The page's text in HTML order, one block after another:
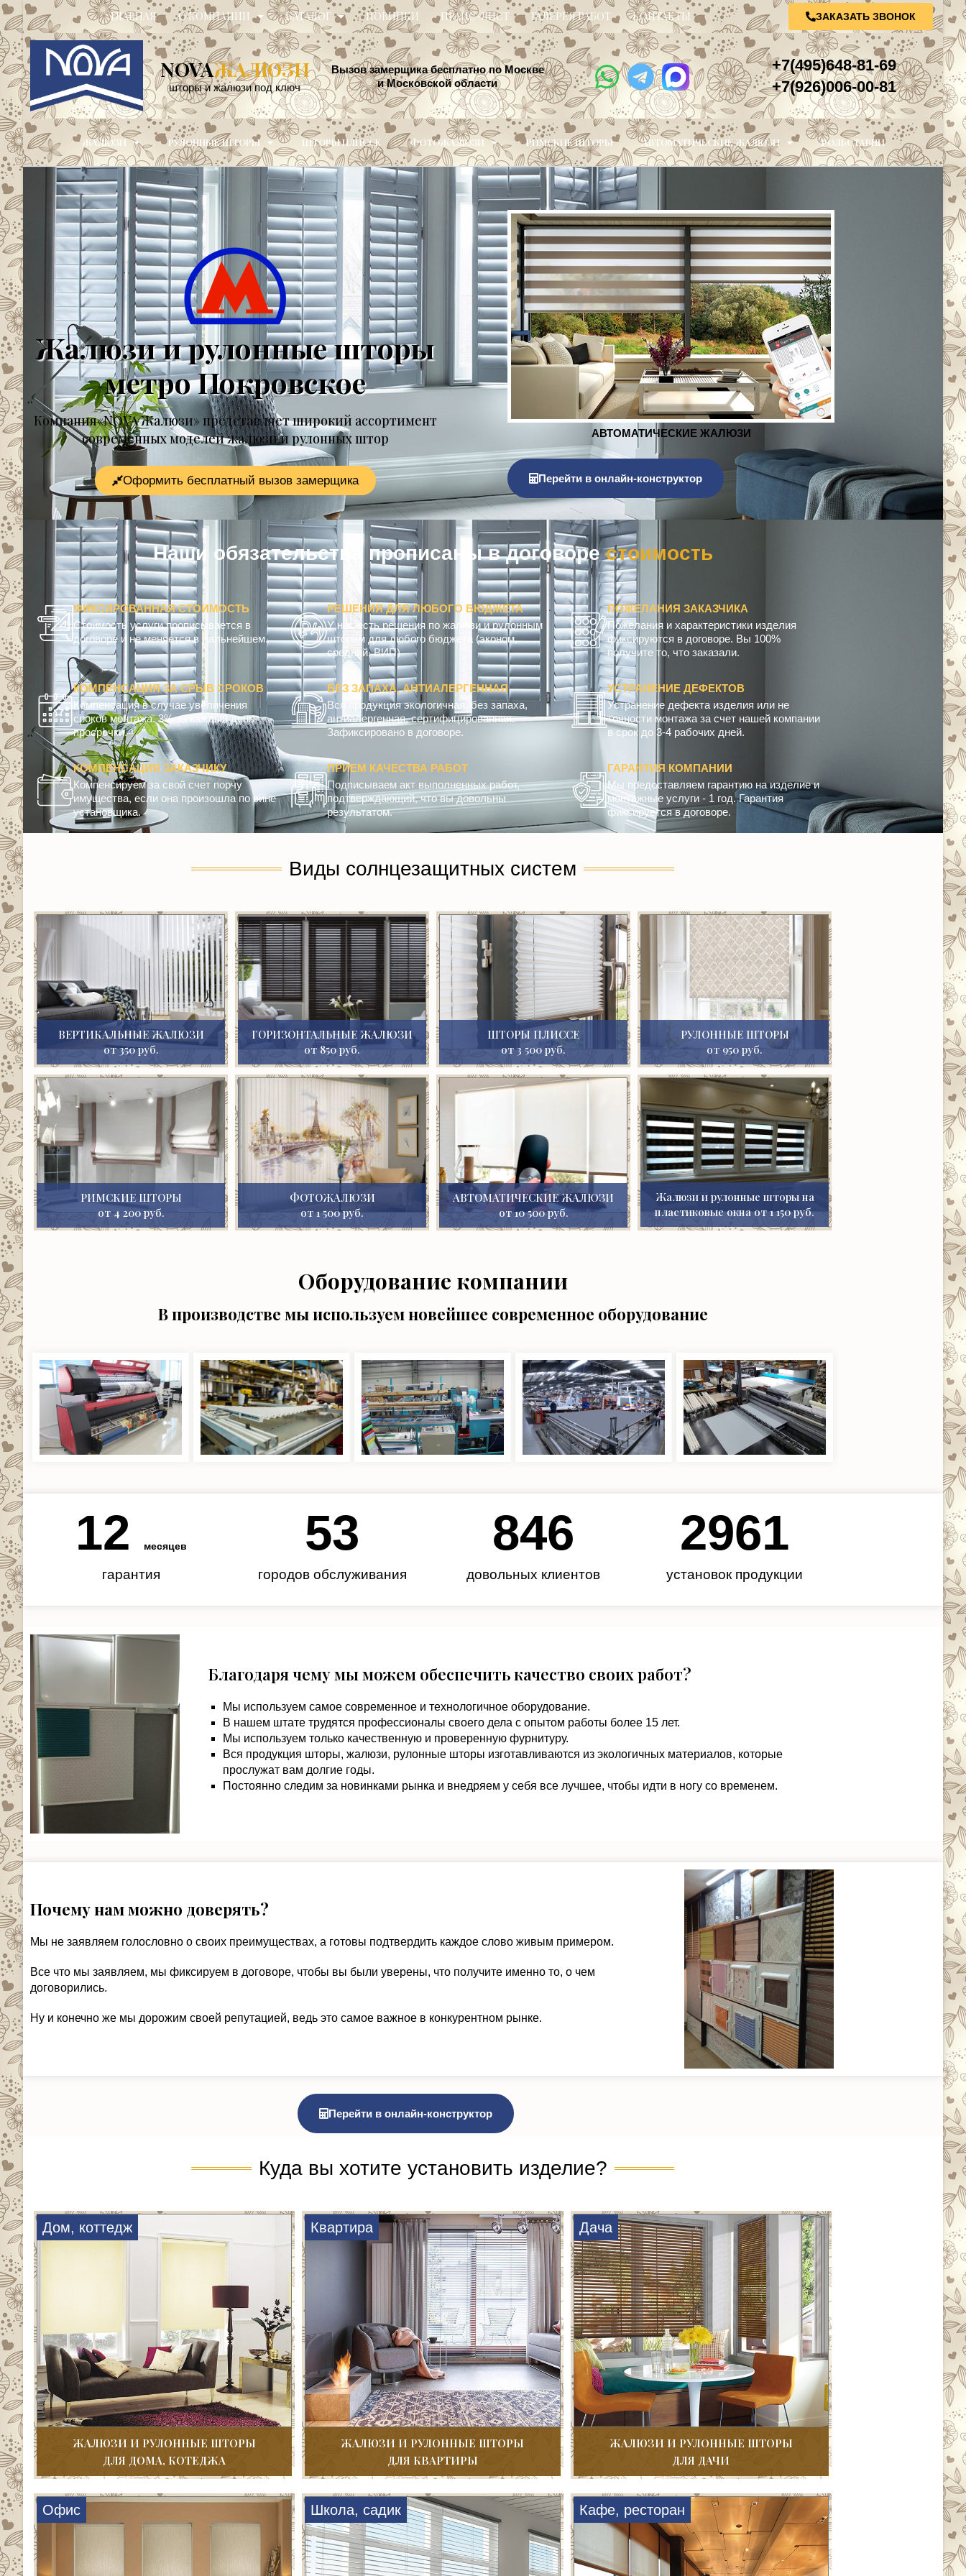
ГЛАВНАЯ О КОМПАНИИ КАТАЛОГ НОВИНКИ ПРАЙС-ЛИСТ ГАЛЕРЕЯ РАБОТ КОНТАКТЫ ЗАКАЗАТЬ ЗВОНОК
NOVAЖАЛЮЗИ
шторы и жалюзи под ключ
Вызов замерщика бесплатно по Москве
и Московской области
+7(495)648-81-69
+7(926)006-00-81
ЖАЛЮЗИ РУЛОННЫЕ ШТОРЫ ШТОРЫ ПЛИССЕ ФОТОЖАЛЮЗИ РИМСКИЕ ШТОРЫ АВТОМАТИЧЕСКИЕ ЖАЛЮЗИ РОЛЬСТАВНИ
Жалюзи и рулонные шторы
метро Покровское
Компания«NOVA Жалюзи» представляет широкий ассортимент
современных моделей жалюзи и рулонных штор
Оформить бесплатный вызов замерщика
ЖАЛЮЗИ
Перейти в онлайн-конструктор
Наши обязательства прописаны в договоре компенсаци
ФИКСИРОВАННАЯ СТОИМОСТЬ
Стоимость услуги прописывается в
договоре и не меняется в дальнейшем.
РЕШЕНИЯ ДЛЯ ЛЮБОГО БЮДЖЕТА
У нас есть решения по жалюзи и рулонным
шторам для любого бюджета (эконом,
средний, ВИП)
ПОЖЕЛАНИЯ ЗАКАЗЧИКА
Пожелания и характеристики изделия
фиксируются в договоре. Вы 100%
получите то, что заказали.
КОМПЕНСАЦИЯ ЗА СРЫВ СРОКОВ
Компенсация в случае увеличения
сроков монтажа. 3% за каждый день
просрочки.
БЕЗ ЗАПАХА, АНТИАЛЕРГЕННАЯ
Вся продукция экологичная, без запаха,
антиалергенная, сертифицированная.
Зафиксировано в договоре.
УСТРАНЕНИЕ ДЕФЕКТОВ
Устранение дефекта изделия или не
точности монтажа за счет нашей компании
в срок до 3-4 рабочих дней.
КОМПЕНСАЦИЯ ЗАКАЗЧИКУ
Компенсируем за свой счет порчу
имущества, если она произошла по вине
установщика.
ПРИЕМ КАЧЕСТВА РАБОТ
Подписываем акт выполненных работ,
подтверждающий, что вы довольны
результатом.
ГАРАНТИЯ КОМПАНИИ
Мы предоставляем гарантию на изделие и
монтажные услуги - 1 год. Гарантия
фиксируется в договоре.
Виды солнцезащитных систем
ВЕРТИКАЛЬНЫЕ ЖАЛЮЗИ
от 350 руб.
ГОРИЗОНТАЛЬНЫЕ ЖАЛЮЗИ
от 850 руб.
ШТОРЫ ПЛИССЕ
от 3 500 руб.
РУЛОННЫЕ ШТОРЫ
от 950 руб.
РИМСКИЕ ШТОРЫ
от 4 200 руб.
ФОТОЖАЛЮЗИ
от 1 500 руб.
АВТОМАТИЧЕСКИЕ ЖАЛЮЗИ
от 10 500 руб.
Жалюзи и рулонные шторы на
пластиковые окна от 1 150 руб.
Оборудование компании
В производстве мы используем новейшее современное оборудование
гарантия
12 месяцев
городов обслуживания
62
довольных клиентов
985
установок продукции
3450
Благодаря чему мы можем обеспечить качество своих работ?
Мы используем самое современное и технологичное оборудование.
В нашем штате трудятся профессионалы своего дела с опытом работы более 15 лет.
Мы используем только качественную и проверенную фурнитуру.
Вся продукция шторы, жалюзи, рулонные шторы изготавливаются из экологичных материалов, которые
прослужат вам долгие годы.
Постоянно следим за новинками рынка и внедряем у себя все лучшее, чтобы идти в ногу со временем.
Почему нам можно доверять?
Мы не заявляем голословно о своих преимуществах, а готовы подтвердить каждое слово живым примером.
Все что мы заявляем, мы фиксируем в договоре, чтобы вы были уверены, что получите именно то, о чем
договорились.
Ну и конечно же мы дорожим своей репутацией, ведь это самое важное в конкурентном рынке.
Перейти в онлайн-конструктор
Куда вы хотите установить изделие?
Дом, коттедж
ЖАЛЮЗИ И РУЛОННЫЕ ШТОРЫ
ДЛЯ ДОМА, КОТЕДЖА
Квартира
ЖАЛЮЗИ И РУЛОННЫЕ ШТОРЫ
ДЛЯ КВАРТИРЫ
Дача
ЖАЛЮЗИ И РУЛОННЫЕ ШТОРЫ
ДЛЯ ДАЧИ
Офис Школа, садик Кафе, ресторан